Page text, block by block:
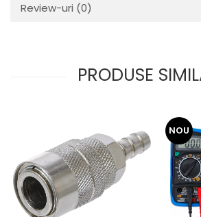
Review-uri (0)
PRODUSE
NOU